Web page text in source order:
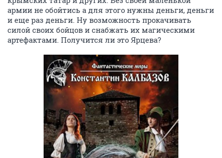
армии не обойтись а для этого нужны деньги, деньги
и еще раз деньги. Ну возможность прокачивать
силой своих бойцов и снабжать их магическими
артефактами. Получится ли это Ярцева?